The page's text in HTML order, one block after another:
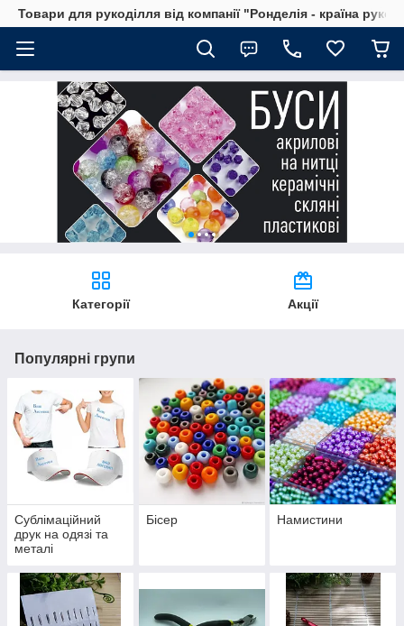
Товари для рукоділля від компанії "Ронделія - країна
Категорії Акції
Популярні групи
Сублімаційний
друк на одязі та
металі
Бісер Намистини